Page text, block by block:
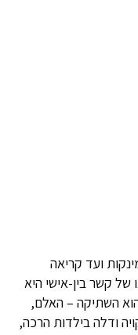
ועד קריאה
קשר בין-אישי היא
השתיקה – האלם,
ודלה בילדות הרכה,